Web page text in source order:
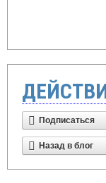
Подписаться
Назад в блог